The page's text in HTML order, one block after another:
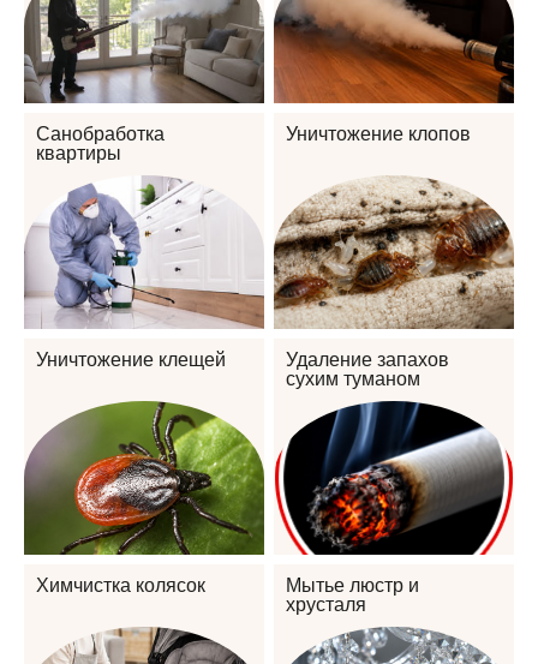
Санобработка
квартиры
Уничтожение клопов
Уничтожение клещей
Удаление запахов
сухим туманом
Химчистка колясок
Мытье люстр и
хрусталя